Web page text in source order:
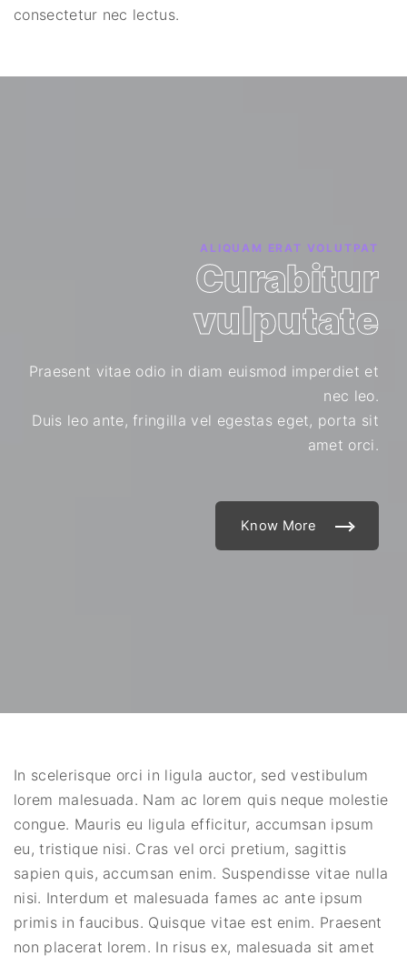
consectetur nec lectus.
ALIQUAM ERAT VOLUTPAT
Curabitur
vulputate
Praesent vitae odio in diam euismod imperdiet et
nec leo.
Duis leo ante, fringilla vel egestas eget, porta sit
amet orci.
Know More
In scelerisque orci in ligula auctor, sed vestibulum
lorem malesuada. Nam ac lorem quis neque molestie
congue. Mauris eu ligula efficitur, accumsan ipsum
eu, tristique nisi. Cras vel orci pretium, sagittis
sapien quis, accumsan enim. Suspendisse vitae nulla
nisi. Interdum et malesuada fames ac ante ipsum
primis in faucibus. Quisque vitae est enim. Praesent
non placerat lorem. In risus ex, malesuada sit amet